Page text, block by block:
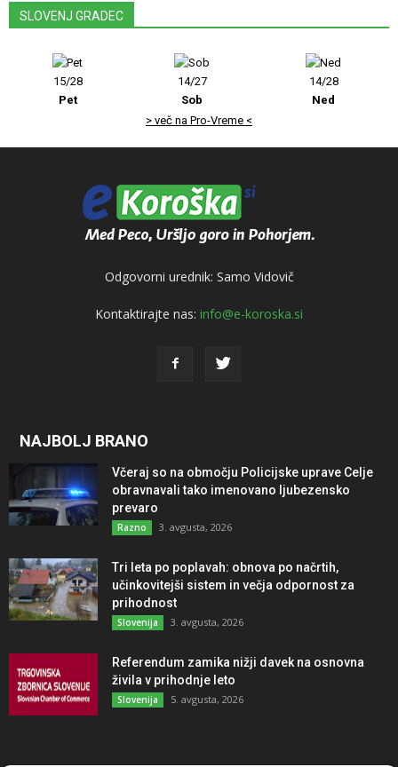
SLOVENJ GRADEC
15/28
Pet
14/27
Sob
14/28
Ned
> več na Pro-Vreme <
Odgovorni urednik: Samo Vidovič
Kontaktirajte nas: info@e-koroska.si
NAJBOLJ BRANO
Včeraj so na območju Policijske uprave Celje
obravnavali tako imenovano ljubezensko
prevaro
Razno 3. avgusta, 2026
Tri leta po poplavah: obnova po načrtih,
učinkovitejši sistem in večja odpornost za
prihodnost
Slovenija 3. avgusta, 2026
Referendum zamika nižji davek na osnovna
živila v prihodnje leto
Slovenija 5. avgusta, 2026